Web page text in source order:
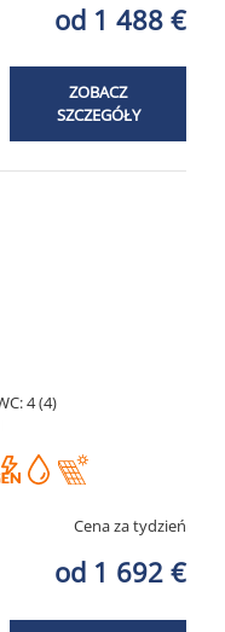
od 1 488 €
ZOBACZ
SZCZEGÓŁY
4 (4)
Cena za tydzień
od 1 692 €